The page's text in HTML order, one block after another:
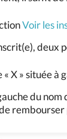
Voir les
deux
X » située à
du
rembourser